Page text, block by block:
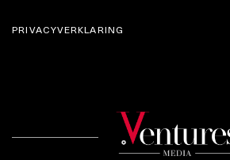
PRIVACYVERKLARING